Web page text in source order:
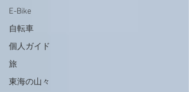
E-Bike
自転車
個人ガイド
旅
東海の山々